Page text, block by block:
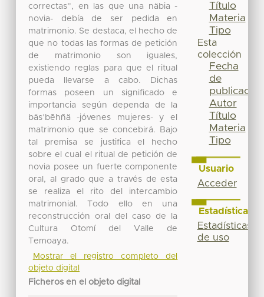
correctas”, en las que una näbia -
novia- debía de ser pedida en
matrimonio. Se destaca, el hecho de
que no todas las formas de petición
de matrimonio son iguales,
existiendo reglas para que el ritual
pueda llevarse a cabo. Dichas
formas poseen un significado e
importancia según dependa de la
bäs’bēhñä -jóvenes mujeres- y el
matrimonio que se concebirá. Bajo
tal premisa se justifica el hecho
sobre el cual el ritual de petición de
novia posee un fuerte componente
oral, al grado que a través de esta
se realiza el rito del intercambio
matrimonial. Todo ello en una
reconstrucción oral del caso de la
Cultura Otomí del Valle de
Temoaya.
Mostrar el registro completo del
objeto digital
Ficheros en el objeto digital
Título
Materia
Tipo
Esta
colección
Fecha
de
publicación
Autor
Título
Materia
Tipo
Usuario
Acceder
Estadísticas
Estadísticas
de uso